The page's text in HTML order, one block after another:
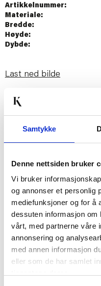
Samtykke
Denne nettsiden bruker
Vi bruker
og annonser et personlig
mediefunksjoner og for å
dessuten informasjon om
vårt, med partnerne våre
annonsering og
med annen informasjon
eller som de har samlet
Artikkelnummer:
Materiale:
Bredde:
Høyde:
Dybde:
Last ned bilde
Passer med
DUFTLYS KRUKKE
VILLBLOMST
29,00
Før 129,00